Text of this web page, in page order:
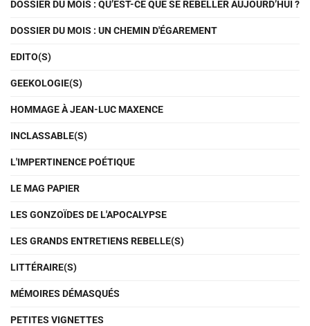
DOSSIER DU MOIS : QU’EST-CE QUE SE REBELLER AUJOURD’HUI ?
DOSSIER DU MOIS : UN CHEMIN D'ÉGAREMENT
EDITO(S)
GEEKOLOGIE(S)
HOMMAGE À JEAN-LUC MAXENCE
INCLASSABLE(S)
L'IMPERTINENCE POÉTIQUE
LE MAG PAPIER
LES GONZOÏDES DE L'APOCALYPSE
LES GRANDS ENTRETIENS REBELLE(S)
LITTÉRAIRE(S)
MÉMOIRES DÉMASQUÉS
PETITES VIGNETTES